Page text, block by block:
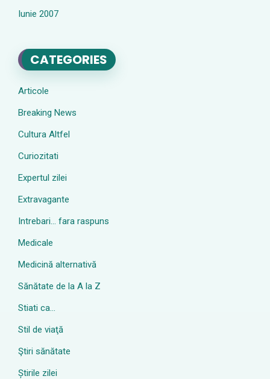
Iunie 2007
CATEGORIES
Articole
Breaking News
Cultura Altfel
Curiozitati
Expertul zilei
Extravagante
Intrebari… fara raspuns
Medicale
Medicină alternativă
Sănătate de la A la Z
Stiati ca…
Stil de viaţă
Ştiri sănătate
Știrile zilei